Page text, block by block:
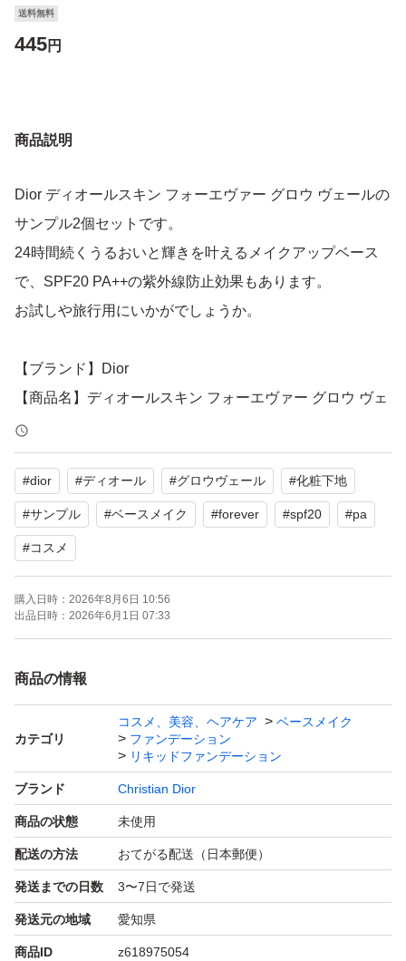
送料無料
445円
商品説明
Dior ディオールスキン フォーエヴァー グロウ ヴェールの
サンプル2個セットです。
24時間続くうるおいと輝きを叶えるメイクアップベース
で、SPF20 PA++の紫外線防止効果もあります。
お試しや旅行用にいかがでしょうか。
【ブランド】Dior
【商品名】ディオールスキン フォーエヴァー グロウ ヴェ
ール
【内容量】サンプル
【個数】2個
【商品の状態】未使用
【カラー】ベージュ系
よろしくお願いいたします。
#dior #ディオール #グロウヴェール #化粧下地
#サンプル #ベースメイク #forever #spf20 #pa
#コスメ
購入日時： 2026年8月6日 10:56
出品日時： 2026年6月1日 07:33
商品の情報
カテゴリ
コスメ、美容、ヘアケア
ベースメイク
ファンデーション
リキッドファンデーション
ブランド Christian Dior
商品の状態 未使用
配送の方法 おてがる配送（日本郵便）
発送までの日数 3〜7日で発送
発送元の地域 愛知県
商品ID z618975054